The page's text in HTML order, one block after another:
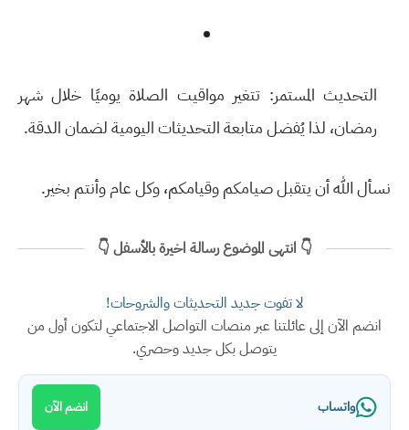
التحديث المستمر: تتغير مواقيت الصلاة يوميًا خلال شهر
رمضان، لذا يُفضل متابعة التحديثات اليومية لضمان الدقة.
نسأل الله أن يتقبل صيامكم وقيامكم، وكل عام وأنتم بخير.
👇 انتهى الموضوع رسالة اخيرة بالأسفل 👇
لا تفوت جديد التحديثات والشروحات!
انضم الآن إلى عائلتنا عبر منصات التواصل الاجتماعي لتكون أول من
يتوصل بكل جديد وحصري.
واتساب انضم الآن